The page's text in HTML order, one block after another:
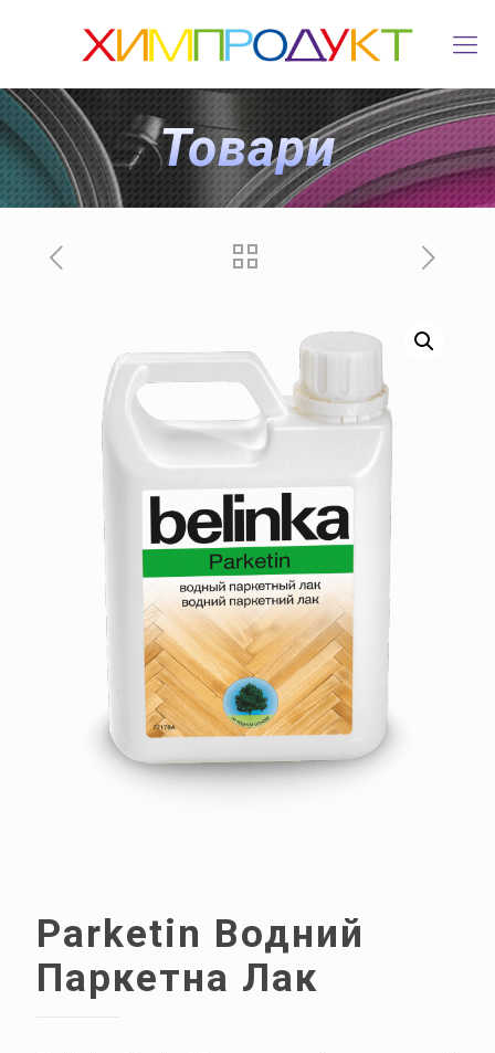
Товари
Parketin Водний
Паркетна Лак